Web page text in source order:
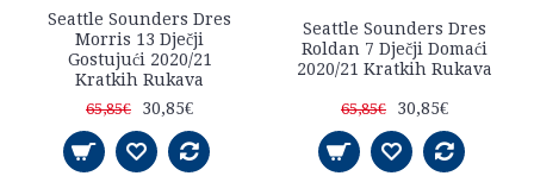
Seattle Sounders Dres
Morris 13 Dječji
Gostujući 2020/21
Kratkih Rukava
65,85€ 30,85€
Seattle Sounders Dres
Roldan 7 Dječji Domaći
2020/21 Kratkih Rukava
65,85€ 30,85€